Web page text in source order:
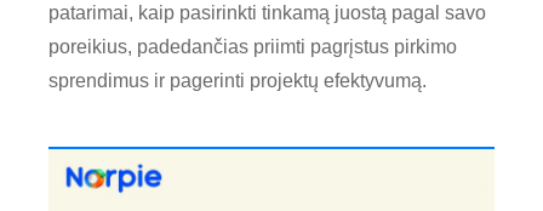
patarimai, kaip pasirinkti tinkamą juostą pagal savo
poreikius, padedančias priimti pagrįstus pirkimo
sprendimus ir pagerinti projektų efektyvumą.